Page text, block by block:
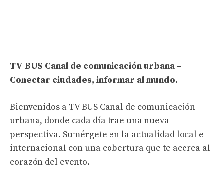
TV BUS Canal de comunicación urbana –
Conectar ciudades, informar al mundo.
Bienvenidos a TV BUS Canal de comunicación
urbana, donde cada día trae una nueva
perspectiva. Sumérgete en la actualidad local e
internacional con una cobertura que te acerca al
corazón del evento.